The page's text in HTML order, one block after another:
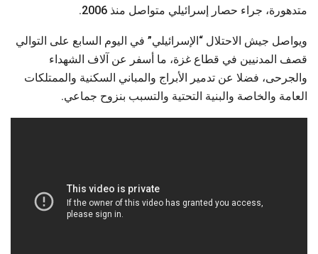
متدهورة، جراء حصار إسرائيلي متواصل منذ 2006.
ويواصل جيش الاحتلال “الإسرائيلي” في اليوم السابع على التوالي
قصف المدنيين في قطاع غزة، ما أسفر عن آلاف الشهداء
والجرحى، فضلا عن تدمير الأبراج والمباني السكنية والممتلكات
العامة والخاصة والبنية التحتية والتسبب بنزوح جماعي.